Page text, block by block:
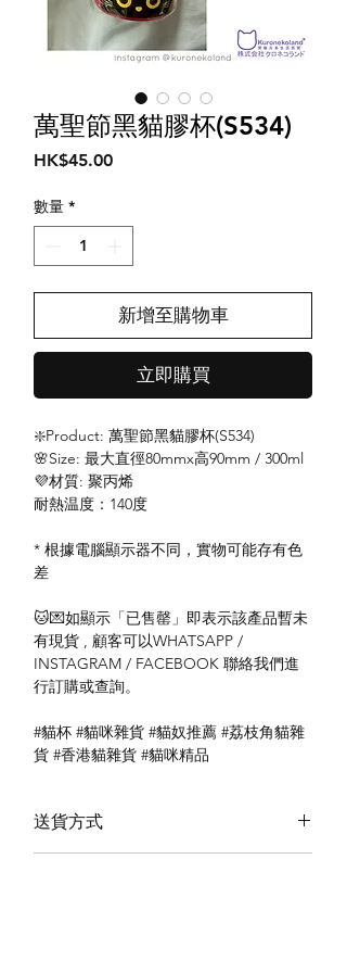
萬聖節黑貓膠杯(S534)
HK$45.00價
數量 *
新增至購物車
立即購買
❇️Product: 萬聖節黑貓膠杯(S534)
🌸Size: 最大直徑80mmx高90mm / 300ml
💜材質: 聚丙烯
耐熱温度：140度
* 根據電腦顯示器不同，實物可能存有色
差
🐱💌如顯示「已售罄」即表示該產品暫未
有現貨 , 顧客可以WHATSAPP /
INSTAGRAM / FACEBOOK 聯絡我們進
行訂購或查詢。
#貓杯 #貓咪雜貨 #貓奴推薦 #荔枝角貓雜
貨 #香港貓雜貨 #貓咪精品
送貨方式